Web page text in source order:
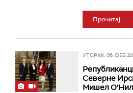
Прочитај
УТОРАК, 06. ФЕБ
Северне
Мишел О’Нил